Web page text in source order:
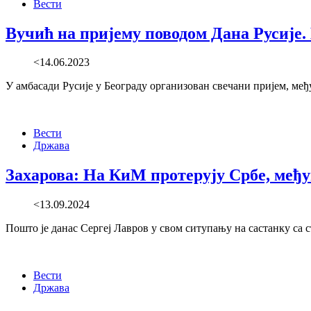
Вести
Вучић на пријему поводом Дана
<14.06.2023
У амбасади Русије у Београду организован свечани пријем,
Вести
Држава
Захарова: На КиМ протерују Србе,
<13.09.2024
Пошто је данас Сергеј Лавров у свом ситупању на састанку
Вести
Држава